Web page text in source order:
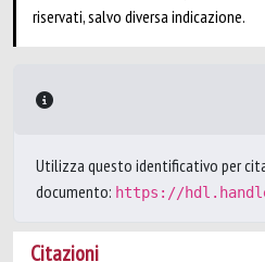
riservati, salvo diversa indicazione.
Utilizza questo identificativo per
documento: https://
Citazioni